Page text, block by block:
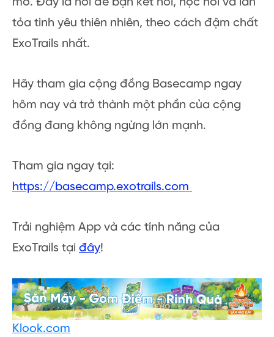
tỏa tình yêu thiên nhiên, theo cách đậm chất
ExoTrails nhất.
Hãy tham gia cộng đồng Basecamp ngay
hôm nay và trở thành một phần của cộng
đồng đang không ngừng lớn mạnh.
Tham gia ngay tại:
https://basecamp.exotrails.com
Trải nghiệm App và các tính năng của
ExoTrails tại đây!
Klook.com